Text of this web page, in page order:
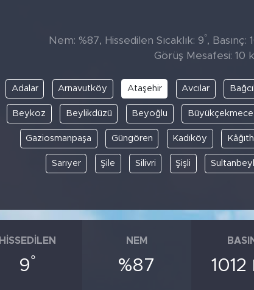
Nem: %87, Hissedilen Sıcaklık: 9°, Basınç:
Görüş Mesafesi: 10
Adalar Arnavutköy Ataşehir Avcılar
Beykoz Beylikdüzü Beyoğlu Büyükçekmece
Gaziosmanpaşa Güngören Kadıköy
Sarıyer Şile Silivri Şişli
HISSEDILEN
9°
NEM
%87 1012